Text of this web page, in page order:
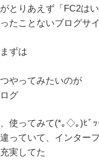
とりあえず「FC2は
たことないブログサ
ずは
やってみたいのが
グ
使ってみて(*｡◇｡)ﾋﾞｯ
っていて、インター
実してた